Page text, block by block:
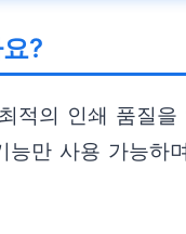
?
적의 인쇄 품질
만 사용 가능